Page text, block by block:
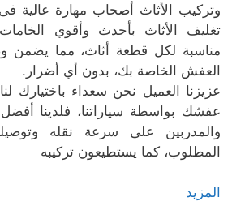
وتركيب الأثاث أصحاب مهارة عالية
تغليف الأثاث بأحدث وأقوي
مناسبة لكل قطعة أثاث، مما
العفش الخاصة بك، بدون أي أضرار.
عزيزنا العميل نحن سعداء باختيارك
عفشك بواسطة سياراتنا، فلدينا أفضل
والمدربين على سرعة نقله
المطلوب، كما يستطيعون تركيبه
المزيد